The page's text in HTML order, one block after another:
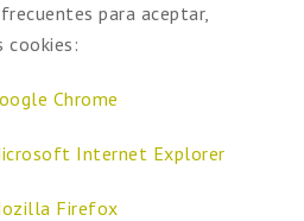
para aceptar,
cookies:
Chrome
Internet Explorer
Firefox